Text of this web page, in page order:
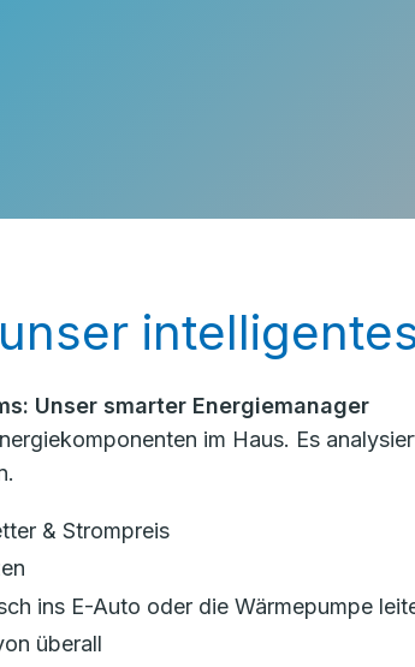
Unser smarter Energiemanager
im Haus. Es
& Strompreis
ins E-Auto oder die Wärmepumpe
überall